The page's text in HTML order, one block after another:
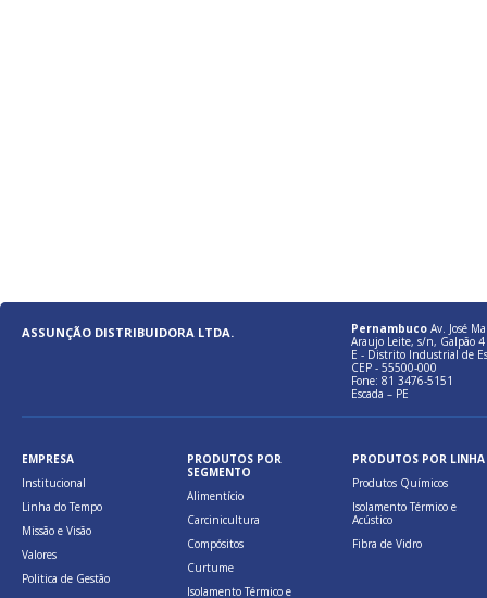
ASSUNÇÃO DISTRIBUIDORA LTDA. Pernambuco Av. José
Araujo Leite, s/n, Galpão 4
E - Distrito Industrial de
CEP - 55500-000
Fone: 81 3476-5151
Escada – PE
EMPRESA
Institucional
Linha do Tempo
Missão e Visão
Valores
Politica de Gestão
PRODUTOS POR
SEGMENTO
Alimentício
Carcinicultura
Compósitos
Curtume
Isolamento Térmico e
PRODUTOS POR LINHA
Produtos Químicos
Isolamento Térmico e
Acústico
Fibra de Vidro